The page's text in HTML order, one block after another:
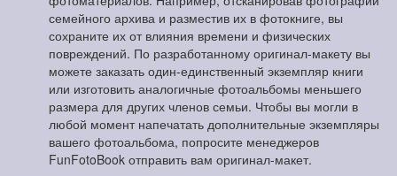
семейного архива и разместив их в фотокниге, вы
сохраните их от влияния времени и физических
повреждений. По разработанному оригинал-макету вы
можете заказать один-единственный экземпляр книги
или изготовить аналогичные фотоальбомы меньшего
размера для других членов семьи. Чтобы вы могли в
любой момент напечатать дополнительные экземпляры
вашего фотоальбома, попросите менеджеров
FunFotoBook отправить вам оригинал-макет.